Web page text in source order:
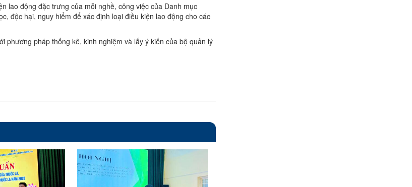
lao động đặc trưng của mỗi nghề, công việc của Danh mục
độc hại, nguy hiểm để xác định loại điều kiện lao động cho các
pháp thống kê, kinh nghiệm và lấy ý kiến của bộ quản lý